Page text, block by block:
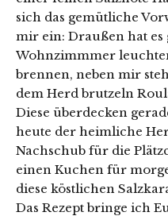
sich das gemütliche
mir ein: Draußen hat es
Wohnzimmmer
brennen, neben mir
dem Herd brutzeln
Diese überdecken
heute der heimliche
Nachschub für die
einen Kuchen für
diese köstlichen
Das Rezept bringe ich